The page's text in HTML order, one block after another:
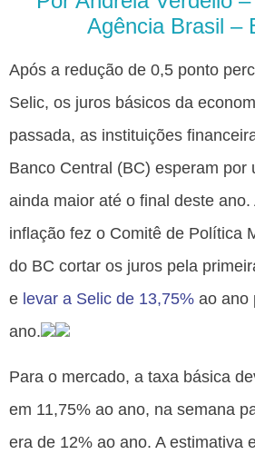
Agência Brasil –
Após a redução de 0,5 ponto
Selic, os juros básicos da
passada, as instituições
Banco Central (BC) esperam por
ainda maior até o final deste ano.
inflação fez o Comitê de Política
do BC cortar os juros pela
e levar a Selic de 13,75% ao ano
ano.
Para o mercado, a taxa básica
em 11,75% ao ano, na semana
era de 12% ao ano. A estimativa